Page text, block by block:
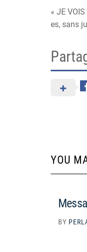
« JE
es, sans
YOU
BY